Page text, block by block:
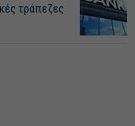
τράπεζες